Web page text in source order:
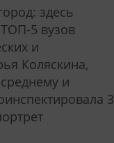
здесь
5 вузов
и
Коляскина,
и
3